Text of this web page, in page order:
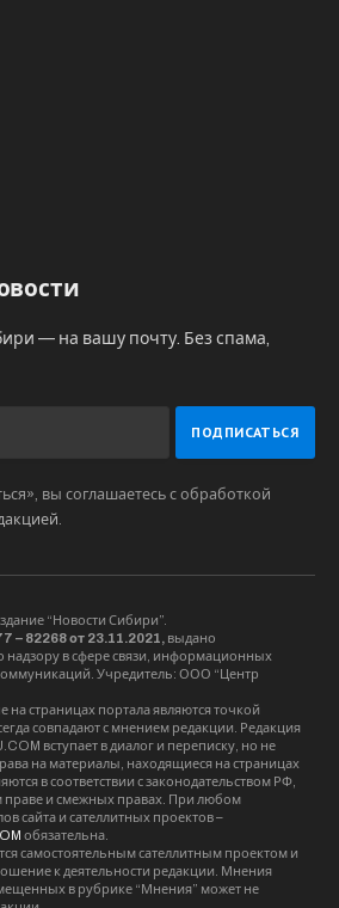
— на вашу почту. Без спама,
вы соглашаетесь с обработкой
.
“Новости Сибири”.
– 82268 от 23.11.2021, выдано
в сфере связи, информационных
Учредитель: ООО “Центр
страницах портала являются точкой
совпадают с мнением редакции. Редакция
вступает в диалог и переписку, но не
на материалы, находящиеся на страницах
в соответствии с законодательством РФ,
праве и смежных правах. При любом
сайта и сателлитных проектов –
обязательна.
самостоятельным сателлитным проектом и
к деятельности редакции. Мнения
в рубрике “Мнения” может не